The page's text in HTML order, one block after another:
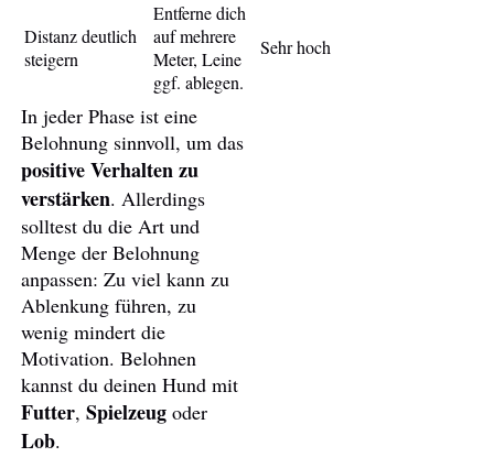
Distanz deutlich
steigern
Entferne dich
auf mehrere
Meter, Leine
ggf. ablegen.
Sehr hoch
In jeder Phase ist eine
Belohnung sinnvoll, um das
positive Verhalten zu
verstärken. Allerdings
solltest du die Art und
Menge der Belohnung
anpassen: Zu viel kann zu
Ablenkung führen, zu
wenig mindert die
Motivation. Belohnen
kannst du deinen Hund mit
Futter, Spielzeug oder
Lob.